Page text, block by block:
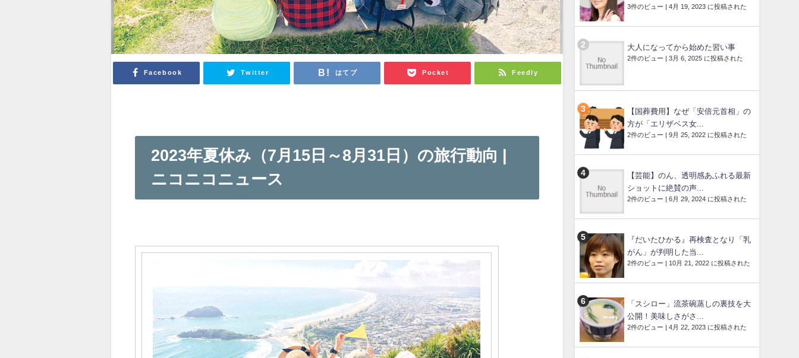
Facebook Twitter はてブ Pocket Feedly
2023年夏休み（7月15日～8月31日）の旅行動向 |
ニコニコニュース
3件のビュー | 4月 19, 2023 に投稿された
大人になってから始めた習い事
2件のビュー | 3月 6, 2025 に投稿された
【国葬費用】なぜ「安倍元首相」の
方が「エリザベス女...
2件のビュー | 9月 25, 2022 に投稿された
【芸能】のん、透明感あふれる最新
ショットに絶賛の声...
2件のビュー | 6月 29, 2024 に投稿された
『だいたひかる』再検査となり「乳
がん」が判明した当...
2件のビュー | 10月 21, 2022 に投稿された
「スシロー」流茶碗蒸しの裏技を大
公開！美味しさがさ...
2件のビュー | 4月 22, 2023 に投稿された